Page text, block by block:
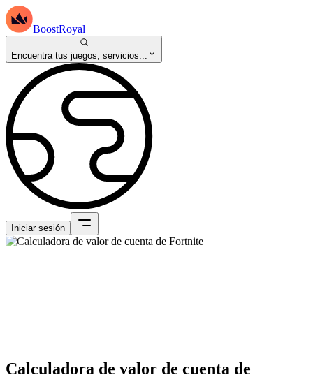
BoostRoyal
Encuentra tus juegos, servicios...
Iniciar sesión
Calculadora de valor de cuenta de